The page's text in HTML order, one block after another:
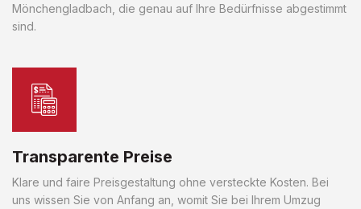
Mönchengladbach, die genau auf Ihre Bedürfnisse abgestimmt
sind.
Transparente Preise
Klare und faire Preisgestaltung ohne versteckte Kosten. Bei
uns wissen Sie von Anfang an, womit Sie bei Ihrem Umzug